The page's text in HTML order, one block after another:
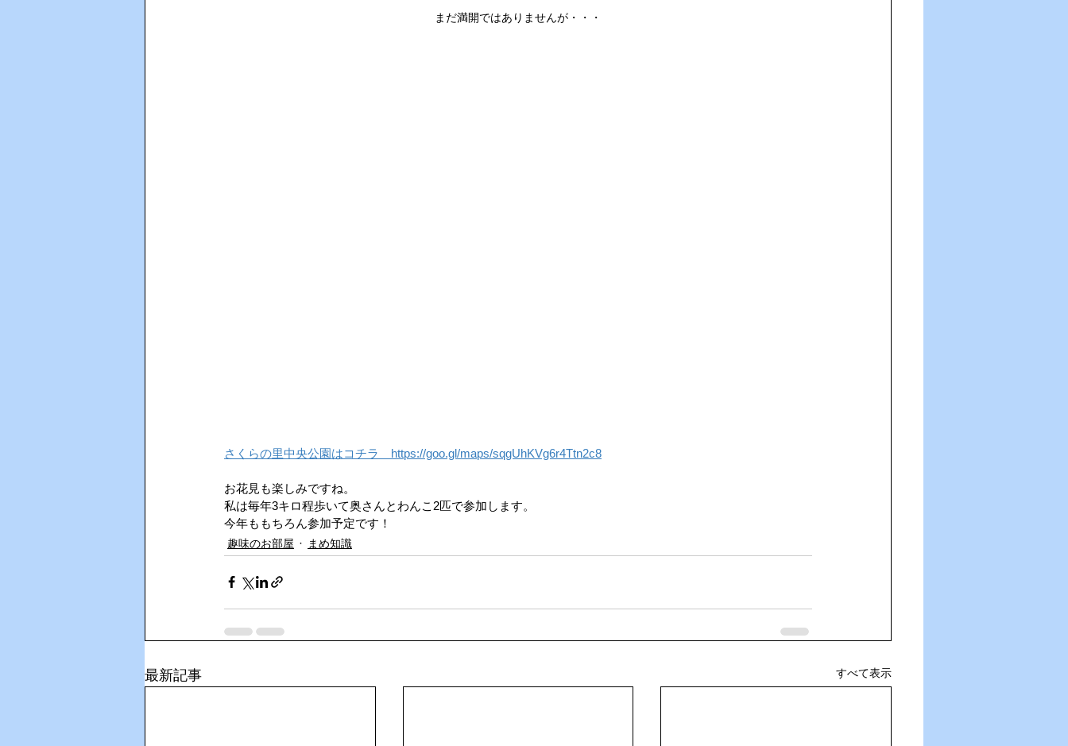
まだ満開ではありませんが・・・
さくらの里中央公園はコチラ　https://goo.gl/maps/sqgUhKVg6r4Ttn2c8
お花見も楽しみですね。
私は毎年3キロ程歩いて奥さんとわんこ2匹で参加します。
今年ももちろん参加予定です！
趣味のお部屋 まめ知識
最新記事 すべて表示